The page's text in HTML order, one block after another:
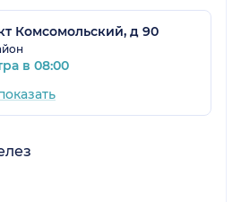
Комсомольский, д 90
в 08:00